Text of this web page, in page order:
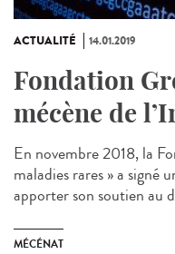
ACTUALITÉ 14.01.2019
Fondation
mécène de
En novembre 2018, la
maladies rares » a signé
apporter son soutien au
MÉCÉNAT